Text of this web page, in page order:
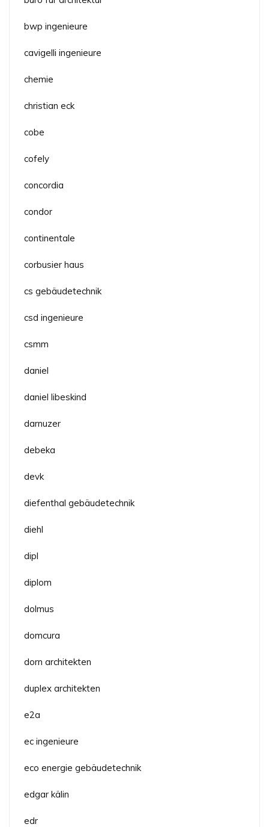
bwp ingenieure
cavigelli ingenieure
chemie
christian eck
cobe
cofely
concordia
condor
continentale
corbusier haus
cs gebäudetechnik
csd ingenieure
csmm
daniel
daniel libeskind
darnuzer
debeka
devk
diefenthal gebäudetechnik
diehl
dipl
diplom
dolmus
domcura
dorn architekten
duplex architekten
e2a
ec ingenieure
eco energie gebäudetechnik
edgar kälin
edr